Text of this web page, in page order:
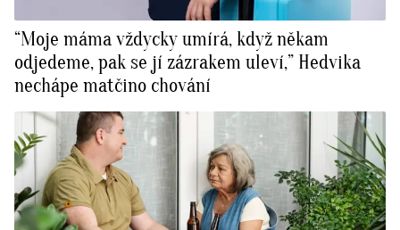
“Moje máma vždycky umírá, když někam
odjedeme, pak se jí zázrakem uleví,” Hedvika
nechápe matčino chování